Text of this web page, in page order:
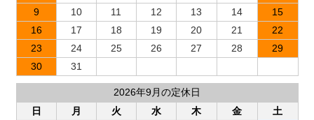
9
10 11 12 13 14
15
16
17 18 19 20 21
22
23
24 25 26 27 28
29
30
31
2026年9月の定休日
日
月 火 水 木 金
土